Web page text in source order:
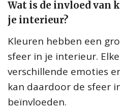
Wat is de invloed van
je interieur?
Kleuren hebben een
sfeer in je interieur.
verschillende emoties
kan daardoor de sfeer
beïnvloeden.